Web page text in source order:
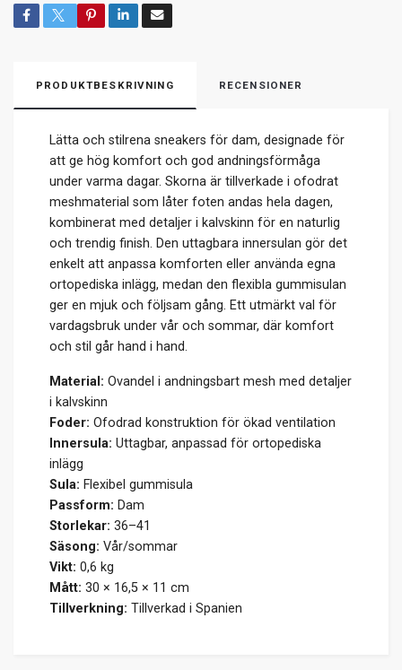
PRODUKTBESKRIVNING RECENSIONER
Lätta och stilrena sneakers för dam, designade för
att ge hög komfort och god andningsförmåga
under varma dagar. Skorna är tillverkade i ofodrat
meshmaterial som låter foten andas hela dagen,
kombinerat med detaljer i kalvskinn för en naturlig
och trendig finish. Den uttagbara innersulan gör det
enkelt att anpassa komforten eller använda egna
ortopediska inlägg, medan den flexibla gummisulan
ger en mjuk och följsam gång. Ett utmärkt val för
vardagsbruk under vår och sommar, där komfort
och stil går hand i hand.
Material: Ovandel i andningsbart mesh med detaljer
i kalvskinn
Foder: Ofodrad konstruktion för ökad ventilation
Innersula: Uttagbar, anpassad för ortopediska
inlägg
Sula: Flexibel gummisula
Passform: Dam
Storlekar: 36–41
Säsong: Vår/sommar
Vikt: 0,6 kg
Mått: 30 × 16,5 × 11 cm
Tillverkning: Tillverkad i Spanien